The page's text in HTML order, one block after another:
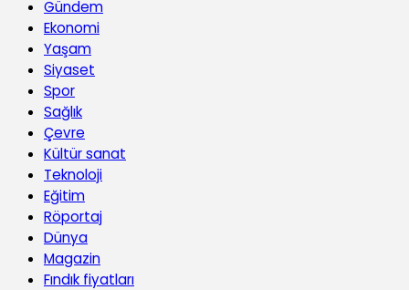
Gündem
Ekonomi
Yaşam
Siyaset
Spor
Sağlık
Çevre
Kültür sanat
Teknoloji
Eğitim
Röportaj
Dünya
Magazin
Fındık fiyatları